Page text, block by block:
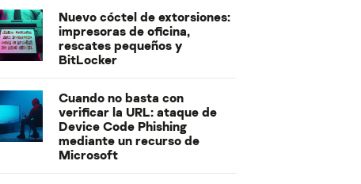
Nuevo cóctel de extorsiones:
impresoras de oficina,
rescates pequeños y
BitLocker
Cuando no basta con
verificar la URL: ataque de
Device Code Phishing
mediante un recurso de
Microsoft